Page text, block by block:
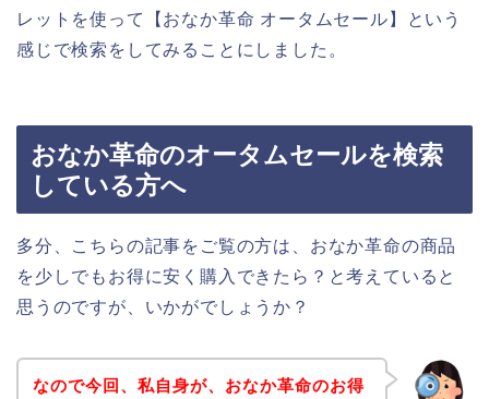
レットを使って【おなか革命 オータムセール】という
感じで検索をしてみることにしました。
おなか革命のオータムセールを検索
している方へ
多分、こちらの記事をご覧の方は、おなか革命の商品
を少しでもお得に安く購入できたら？と考えていると
思うのですが、いかがでしょうか？
なので今回、私自身が、おなか革命のお得